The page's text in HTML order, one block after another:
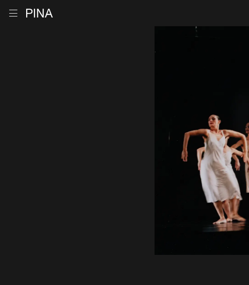
Ouvrir le menu